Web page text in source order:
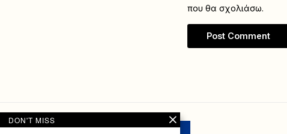
που θα σχολιάσω.
DON'T MISS